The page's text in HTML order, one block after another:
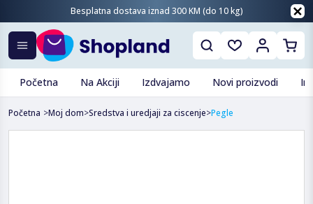
Besplatna dostava iznad 300 KM (do 10 kg)
Početna Na Akciji Izdvajamo Novi proizvodi
Početna >Moj dom>Sredstva i uredjaji za ciscenje>Pegle